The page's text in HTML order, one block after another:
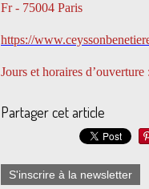
Fr - 75004 Paris
https://
Jours et horaires
Partager cet article
S'inscrire à la newsletter